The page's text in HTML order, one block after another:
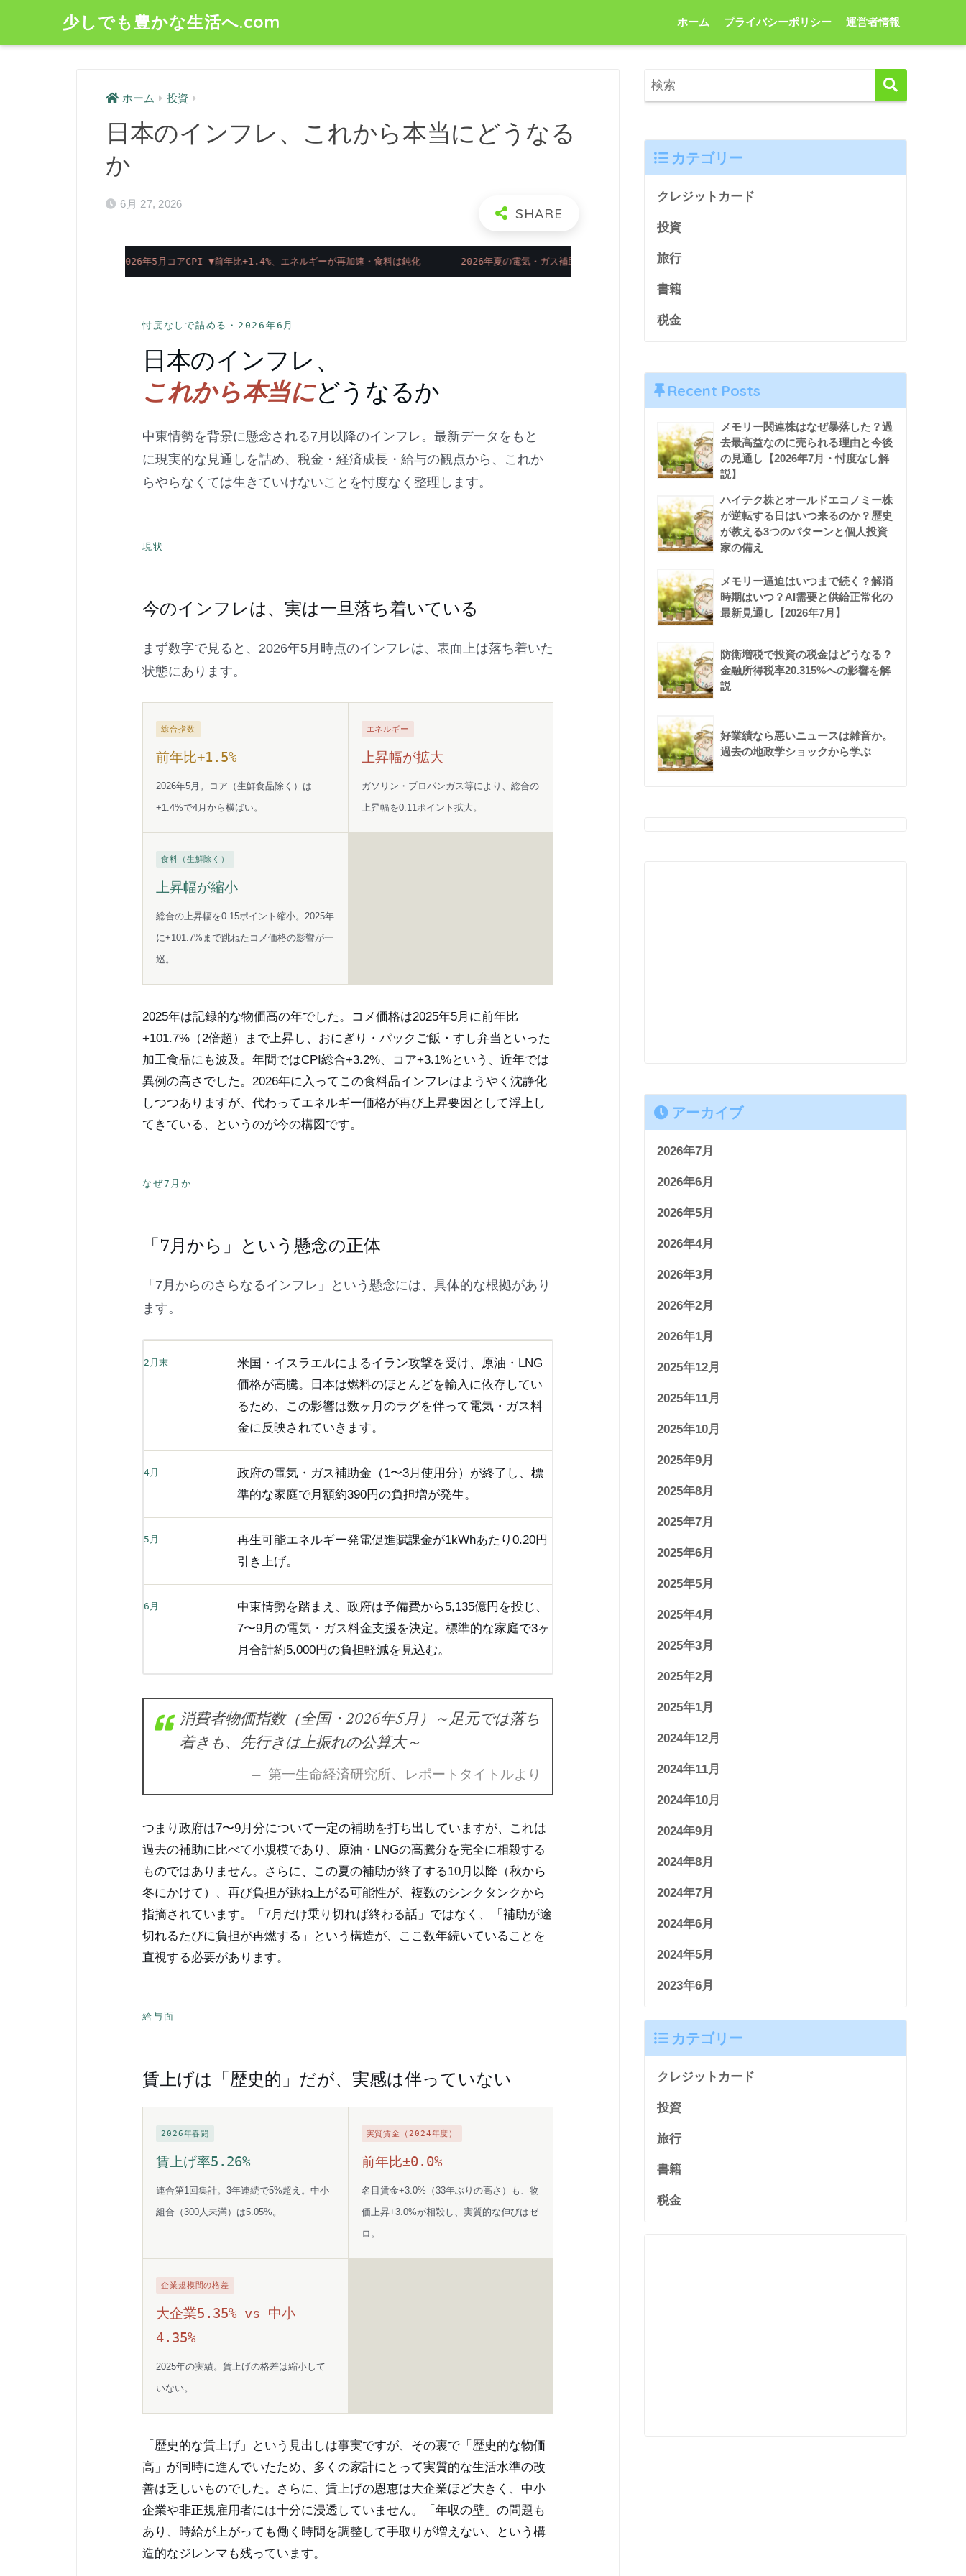
少しでも豊かな生活へ.com ホーム プライバシーポリシー 運営者情報
ホーム 投資
日本のインフレ、これから本当にどうなる
か
6月 27, 2026
2026年5月コアCPI ▼前年比+1.4%、エネルギーが再加速・食料は鈍化 2026年夏の電気・ガス補助 ▼5,135億円を投入も、過去より小規模
忖度なしで詰める・2026年6月
日本のインフレ、
これから本当にどうなるか
中東情勢を背景に懸念される7月以降のインフレ。最新データをもと
に現実的な見通しを詰め、税金・経済成長・給与の観点から、これか
らやらなくては生きていけないことを忖度なく整理します。
現状
今のインフレは、実は一旦落ち着いている
まず数字で見ると、2026年5月時点のインフレは、表面上は落ち着いた
状態にあります。
総合指数
前年比+1.5%
2026年5月。コア（生鮮食品除く）は
+1.4%で4月から横ばい。
エネルギー
上昇幅が拡大
ガソリン・プロパンガス等により、総合の
上昇幅を0.11ポイント拡大。
食料（生鮮除く）
上昇幅が縮小
総合の上昇幅を0.15ポイント縮小。2025年
に+101.7%まで跳ねたコメ価格の影響が一
巡。
2025年は記録的な物価高の年でした。コメ価格は2025年5月に前年比
+101.7%（2倍超）まで上昇し、おにぎり・パックご飯・すし弁当といった
加工食品にも波及。年間ではCPI総合+3.2%、コア+3.1%という、近年では
異例の高さでした。2026年に入ってこの食料品インフレはようやく沈静化
しつつありますが、代わってエネルギー価格が再び上昇要因として浮上し
てきている、というのが今の構図です。
なぜ7月か
「7月から」という懸念の正体
「7月からのさらなるインフレ」という懸念には、具体的な根拠があり
ます。
2月末
米国・イスラエルによるイラン攻撃を受け、原油・LNG
価格が高騰。日本は燃料のほとんどを輸入に依存してい
るため、この影響は数ヶ月のラグを伴って電気・ガス料
金に反映されていきます。
4月
政府の電気・ガス補助金（1〜3月使用分）が終了し、標
準的な家庭で月額約390円の負担増が発生。
5月
再生可能エネルギー発電促進賦課金が1kWhあたり0.20円
引き上げ。
6月
中東情勢を踏まえ、政府は予備費から5,135億円を投じ、
7〜9月の電気・ガス料金支援を決定。標準的な家庭で3ヶ
月合計約5,000円の負担軽減を見込む。
消費者物価指数（全国・2026年5月）～足元では落ち
着きも、先行きは上振れの公算大～
— 第一生命経済研究所、レポートタイトルより
つまり政府は7〜9月分について一定の補助を打ち出していますが、これは
過去の補助に比べて小規模であり、原油・LNGの高騰分を完全に相殺する
ものではありません。さらに、この夏の補助が終了する10月以降（秋から
冬にかけて）、再び負担が跳ね上がる可能性が、複数のシンクタンクから
指摘されています。「7月だけ乗り切れば終わる話」ではなく、「補助が途
切れるたびに負担が再燃する」という構造が、ここ数年続いていることを
直視する必要があります。
給与面
賃上げは「歴史的」だが、実感は伴っていない
2026年春闘
賃上げ率5.26%
連合第1回集計。3年連続で5%超え。中小
組合（300人未満）は5.05%。
実質賃金（2024年度）
前年比±0.0%
名目賃金+3.0%（33年ぶりの高さ）も、物
価上昇+3.0%が相殺し、実質的な伸びはゼ
ロ。
企業規模間の格差
大企業5.35% vs 中小
4.35%
2025年の実績。賃上げの格差は縮小して
いない。
「歴史的な賃上げ」という見出しは事実ですが、その裏で「歴史的な物価
高」が同時に進んでいたため、多くの家計にとって実質的な生活水準の改
善は乏しいものでした。さらに、賃上げの恩恵は大企業ほど大きく、中小
企業や非正規雇用者には十分に浸透していません。「年収の壁」の問題も
あり、時給が上がっても働く時間を調整して手取りが増えない、という構
造的なジレンマも残っています。
カテゴリー
クレジットカード
投資
旅行
書籍
税金
Recent Posts
メモリー関連株はなぜ暴落した？過
去最高益なのに売られる理由と今後
の見通し【2026年7月・忖度なし解
説】
ハイテク株とオールドエコノミー株
が逆転する日はいつ来るのか？歴史
が教える3つのパターンと個人投資
家の備え
メモリー逼迫はいつまで続く？解消
時期はいつ？AI需要と供給正常化の
最新見通し【2026年7月】
防衛増税で投資の税金はどうなる？
金融所得税率20.315%への影響を解
説
好業績なら悪いニュースは雑音か。
過去の地政学ショックから学ぶ
アーカイブ
2026年7月
2026年6月
2026年5月
2026年4月
2026年3月
2026年2月
2026年1月
2025年12月
2025年11月
2025年10月
2025年9月
2025年8月
2025年7月
2025年6月
2025年5月
2025年4月
2025年3月
2025年2月
2025年1月
2024年12月
2024年11月
2024年10月
2024年9月
2024年8月
2024年7月
2024年6月
2024年5月
2023年6月
カテゴリー
クレジットカード
投資
旅行
書籍
税金